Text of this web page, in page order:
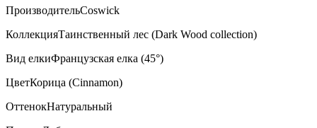
ПроизводительCoswick
КоллекцияТаинственный лес (Dark Wood collection)
Вид елкиФранцузская елка (45°)
ЦветКорица (Cinnamon)
ОттенокНатуральный